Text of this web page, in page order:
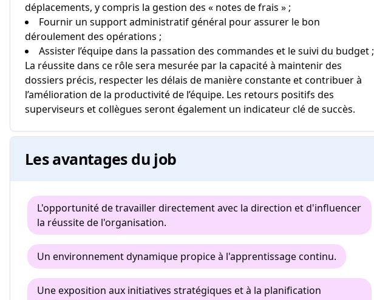
déplacements, y compris la gestion des « notes de frais » ;
Fournir un support administratif général pour assurer le bon
déroulement des opérations ;
Assister l’équipe dans la passation des commandes et le suivi du budget ;
La réussite dans ce rôle sera mesurée par la capacité à maintenir des
dossiers précis, respecter les délais de manière constante et contribuer à
l’amélioration de la productivité de l’équipe. Les retours positifs des
superviseurs et collègues seront également un indicateur clé de succès.
Les avantages du job
L'opportunité de travailler directement avec la direction et d'influencer
la réussite de l'organisation.
Un environnement dynamique propice à l'apprentissage continu.
Une exposition aux initiatives stratégiques et à la planification